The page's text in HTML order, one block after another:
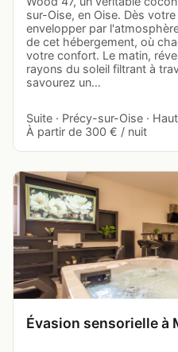
sur-Oise, en Oise. Dès
envelopper par
de cet hébergement, où
votre confort. Le matin,
rayons du soleil filtrant à
savourez un…
Suite · Précy-sur-Oise ·
À partir de 300 € / nuit
Évasion sensorielle à